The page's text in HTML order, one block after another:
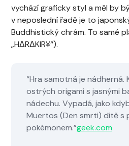
vychází graficky styl a měl by
v neposlední řadě je to
Buddhistický chrám. To samé
„HΔRΔKIR¥“).
“Hra samotná je nádherná.
ostrých origami s jasnými
nádechu. Vypadá, jako
Muertos (Den smrti) dítě s
pokémonem.”geek.com